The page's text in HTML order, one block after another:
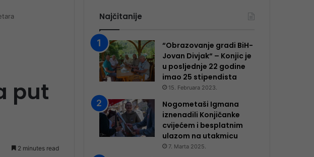
put
2 minutes read
Najčitanije
“Obrazovanje gradi BiH-
Jovan Divjak“ – Konjic je
u posljednje 22 godine
imao 25 ​​stipendista
15. Februara 2023.
Nogometaši Igmana
iznenadili Konjičanke
cvijećem i besplatnim
ulazom na utakmicu
7. Marta 2025.